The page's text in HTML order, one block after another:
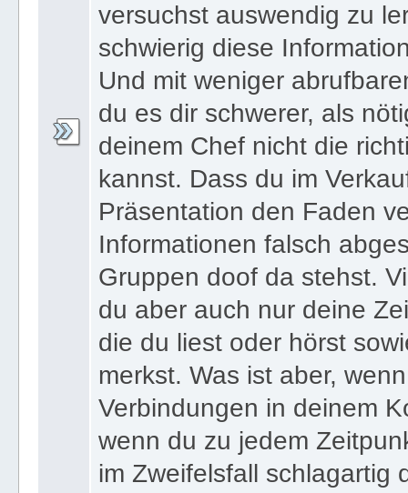
und dann vergisst - oder
versuchst auswendig zu
schwierig diese
Und mit weniger
du es dir schwerer, als
deinem Chef nicht die
kannst. Dass du im
Präsentation den Faden
Informationen falsch
Gruppen doof da stehst.
du aber auch nur deine
die du liest oder hörst
merkst. Was ist aber,
Verbindungen in deinem
wenn du zu jedem